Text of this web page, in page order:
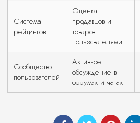
Система
рейтингов
Оценка
продавцов и
товаров
пользователями
Сообщество
пользователей
Активное
обсуждение в
форумах и чатах